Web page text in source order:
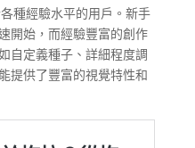
種經驗水平的用戶。新手
開始，而經驗豐富的創作
自定義種子、詳細程度調
提供了豐富的視覺特性和